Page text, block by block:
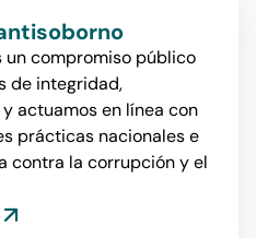
un compromiso público
de integridad,
actuamos en línea con
prácticas nacionales e
contra la corrupción y el